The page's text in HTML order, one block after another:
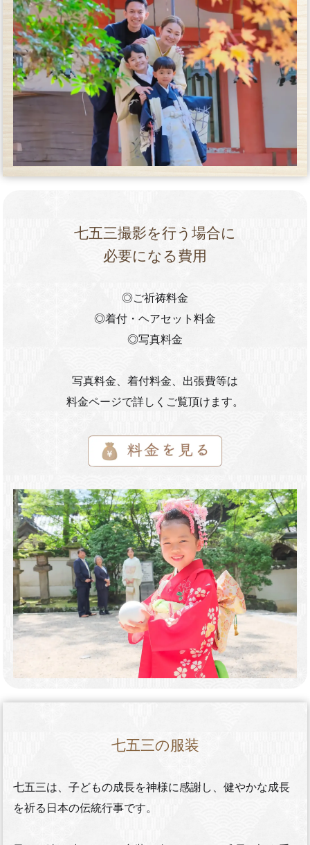
七五三撮影を行う場合に
必要になる費用
◎ご祈祷料金
◎着付・ヘアセット料金
◎写真料金
写真料金、着付料金、出張費等は
料金ページで詳しくご覧頂けます。
七五三の服装
七五三は、子どもの成長を神様に感謝し、健やかな成長
を祈る日本の伝統行事です。